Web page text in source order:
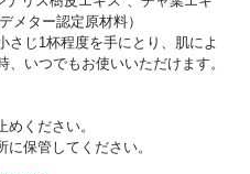
ター認定原材料）
さじ1杯程度を手にとり、肌によ
、いつでもお使いいただけます。
ください。
保管してください。